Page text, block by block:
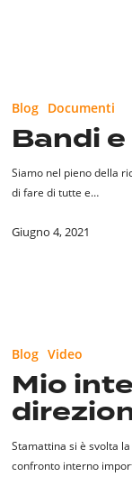
opportunità
Blog Documenti
Bandi
Siamo nel pieno della
di fare di tutte e…
Giugno 4, 2021
alla
direzione
PD
Blog Video
Mio
Stamattina si è svolta
confronto interno